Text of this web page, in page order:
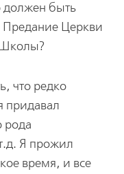
быть
Предание Церкви
что редко
придавал
рода
Я прожил
время, и все